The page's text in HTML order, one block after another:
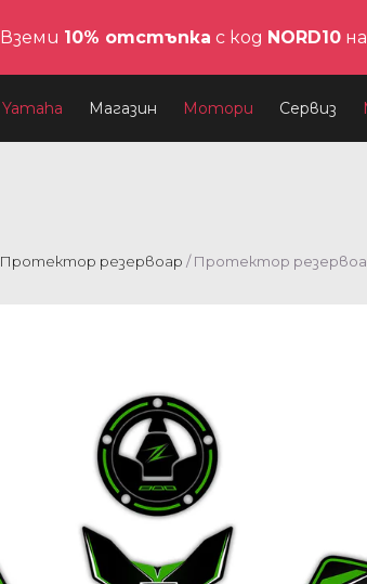
Yamaha Магазин Мотори Сервиз
Протектор резeрвоар / Протектор резервоар
Вземи 10% отстъпка с код NORD10